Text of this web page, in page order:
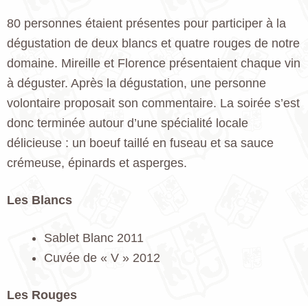
80 personnes étaient présentes pour participer à la
dégustation de deux blancs et quatre rouges de notre
domaine. Mireille et Florence présentaient chaque vin
à déguster. Après la dégustation, une personne
volontaire proposait son commentaire. La soirée s’est
donc terminée autour d’une spécialité locale
délicieuse : un boeuf taillé en fuseau et sa sauce
crémeuse, épinards et asperges.
Les Blancs
Sablet Blanc 2011
Cuvée de « V » 2012
Les Rouges